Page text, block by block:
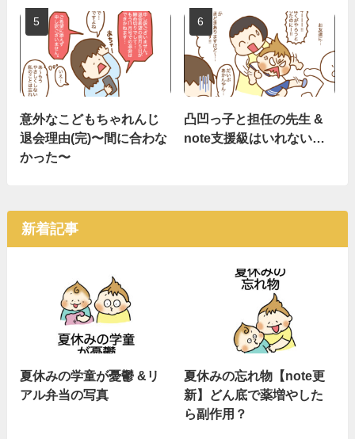
意外なこどもちゃれんじ
退会理由(完)〜間に合わな
かった〜
凸凹っ子と担任の先生 &
note支援級はいれない…
新着記事
夏休みの学童が憂鬱 &リ
アル弁当の写真
夏休みの忘れ物【note更
新】どん底で薬増やした
ら副作用？